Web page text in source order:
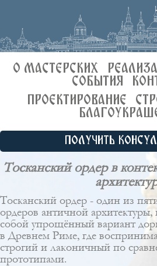
О МАСТЕРСКИХ
СОБЫТИЯ
ПРОЕКТИРОВАНИЕ
ПОЛУЧИТЬ
Тосканский ордер в
Тосканский ордер - один из
ордеров античной
собой упрощённый вариант
в Древнем Риме, где
строгий и лаконичный по
прототипами.